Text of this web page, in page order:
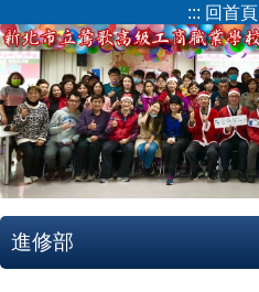
到
主
要
內
容
區
::: 回首頁
進修部